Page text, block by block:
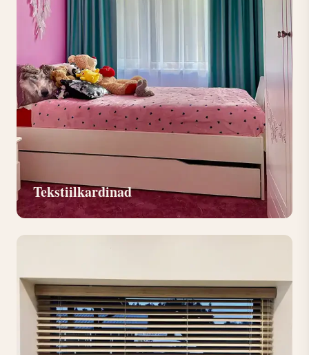
Tekstiilkardinad